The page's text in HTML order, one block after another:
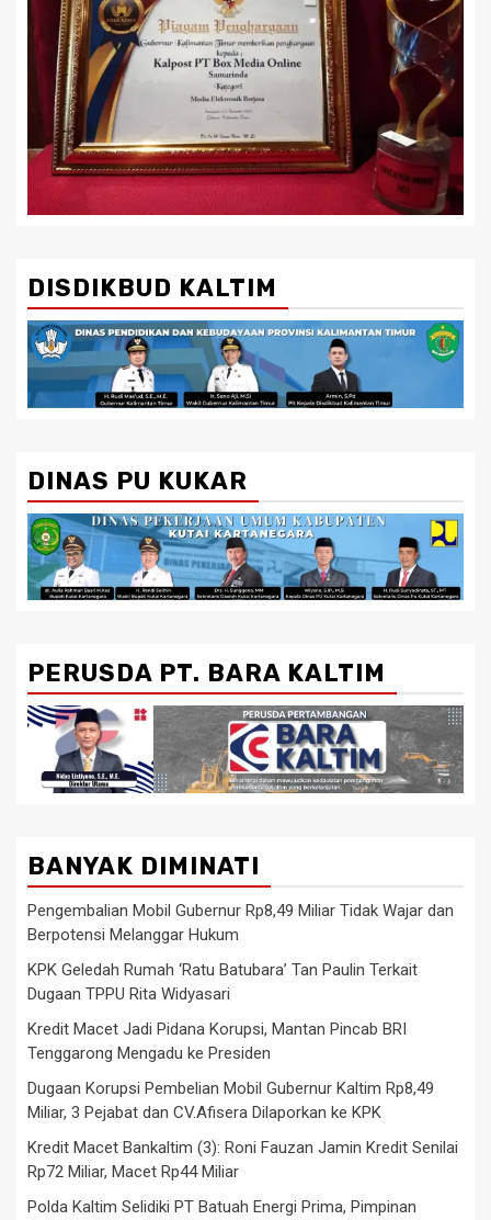
DISDIKBUD KALTIM
DINAS PU KUKAR
PERUSDA PT. BARA KALTIM
BANYAK DIMINATI
Pengembalian Mobil Gubernur Rp8,49 Miliar Tidak Wajar dan
Berpotensi Melanggar Hukum
KPK Geledah Rumah ‘Ratu Batubara’ Tan Paulin Terkait
Dugaan TPPU Rita Widyasari
Kredit Macet Jadi Pidana Korupsi, Mantan Pincab BRI
Tenggarong Mengadu ke Presiden
Dugaan Korupsi Pembelian Mobil Gubernur Kaltim Rp8,49
Miliar, 3 Pejabat dan CV.Afisera Dilaporkan ke KPK
Kredit Macet Bankaltim (3): Roni Fauzan Jamin Kredit Senilai
Rp72 Miliar, Macet Rp44 Miliar
Polda Kaltim Selidiki PT Batuah Energi Prima, Pimpinan